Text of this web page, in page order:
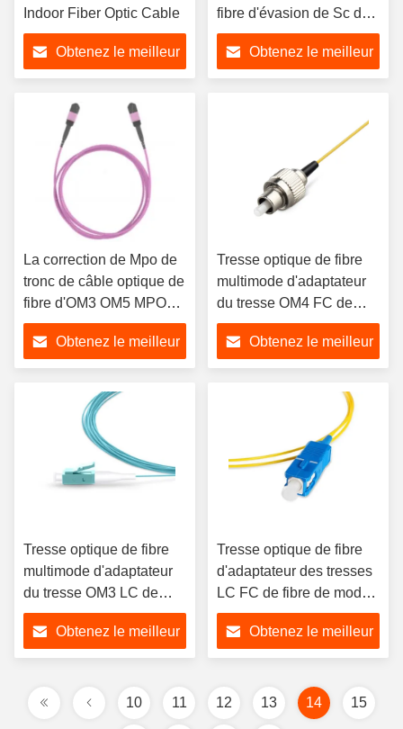
Indoor Fiber Optic Cable
Obtenez le meilleur
fibre d'évasion de Sc de
câble de fibre de PVC
LSZH Mpo
Obtenez le meilleur
La correction de Mpo de
tronc de câble optique de
fibre d'OM3 OM5 MPO
attachent des cordes de
correction de Data
Center
Obtenez le meilleur
Tresse optique de fibre
multimode d'adaptateur
du tresse OM4 FC de
fibre de gaine de PVC
Obtenez le meilleur
Tresse optique de fibre
multimode d'adaptateur
du tresse OM3 LC de
fibre de PVC
Obtenez le meilleur
Tresse optique de fibre
d'adaptateur des tresses
LC FC de fibre de mode
unitaire d'applications de
gaine de PVC
Obtenez le meilleur
10 11 12 13 14 15